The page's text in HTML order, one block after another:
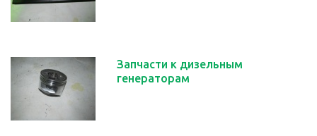
Запчасти к дизельным
генераторам